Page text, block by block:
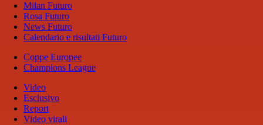
Milan Futuro
Rosa Futuro
News Futuro
Calendario e risultati Futuro
Coppe Europee
Champions League
Video
Esclusivo
Report
Video virali